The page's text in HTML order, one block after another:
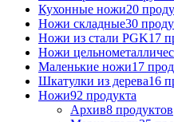
Кухонные ножи20
Ножи складные30
Ножи из стали PGK17
Ножи
Маленькие ножи17
Шкатулки из дерева16
Ножи92 продукта
Архив8 продуктов